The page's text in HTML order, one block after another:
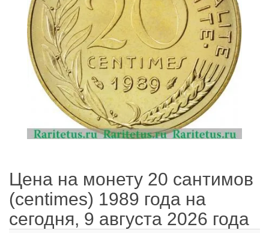
Цена на монету 20 сантимов
(centimes) 1989 года на
сегодня, 9 августа 2026 года